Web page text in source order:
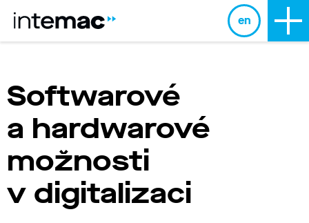
en
Softwarové
a hardwarové
možnosti
v digitalizaci